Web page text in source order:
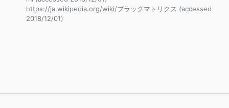
https://ja.wikipedia.org/wiki/ブラックマトリクス (accessed
2018/12/01)